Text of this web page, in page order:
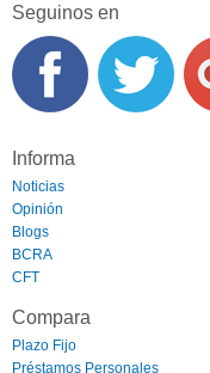
Seguinos en
Informa
Noticias
Opinión
Blogs
BCRA
CFT
Compara
Plazo Fijo
Préstamos Personales